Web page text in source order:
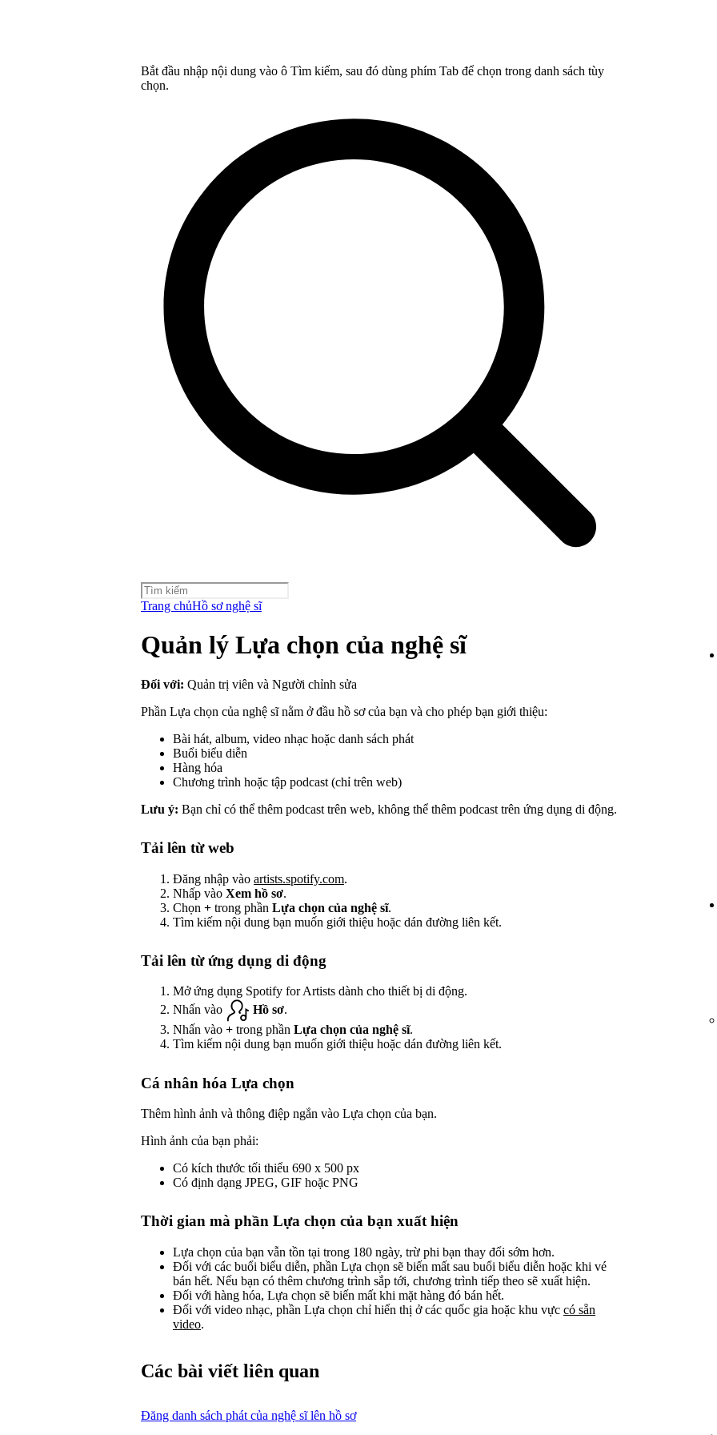
Bắt đầu nhập nội dung vào ô Tìm kiếm, sau đó dùng phím Tab để chọn trong danh sách tùy
chọn.
Trang chủHồ sơ nghệ sĩ
Quản lý Lựa chọn của nghệ sĩ
Đối với: Quản trị viên và Người chỉnh sửa
Phần Lựa chọn của nghệ sĩ nằm ở đầu hồ sơ của bạn và cho phép bạn giới thiệu:
Bài hát, album, video nhạc hoặc danh sách phát
Buổi biểu diễn
Hàng hóa
Chương trình hoặc tập podcast (chỉ trên web)
Lưu ý: Bạn chỉ có thể thêm podcast trên web, không thể thêm podcast trên ứng dụng di động.
Tải lên từ web
Đăng nhập vào artists.spotify.com.
Nhấp vào Xem hồ sơ.
Chọn + trong phần Lựa chọn của nghệ sĩ.
Tìm kiếm nội dung bạn muốn giới thiệu hoặc dán đường liên kết.
Tải lên từ ứng dụng di động
Mở ứng dụng Spotify for Artists dành cho thiết bị di động.
Nhấn vào
Hồ sơ.
Nhấn vào + trong phần Lựa chọn của nghệ sĩ.
Tìm kiếm nội dung bạn muốn giới thiệu hoặc dán đường liên kết.
Cá nhân hóa Lựa chọn
Thêm hình ảnh và thông điệp ngắn vào Lựa chọn của bạn.
Hình ảnh của bạn phải:
Có kích thước tối thiểu 690 x 500 px
Có định dạng JPEG, GIF hoặc PNG
Thời gian mà phần Lựa chọn của bạn xuất hiện
Lựa chọn của bạn vẫn tồn tại trong 180 ngày, trừ phi bạn thay đổi sớm hơn.
Đối với các buổi biểu diễn, phần Lựa chọn sẽ biến mất sau buổi biểu diễn hoặc khi vé
bán hết. Nếu bạn có thêm chương trình sắp tới, chương trình tiếp theo sẽ xuất hiện.
Đối với hàng hóa, Lựa chọn sẽ biến mất khi mặt hàng đó bán hết.
Đối với video nhạc, phần Lựa chọn chỉ hiển thị ở các quốc gia hoặc khu vực có sẵn
video.
Các bài viết liên quan
Đăng danh sách phát của nghệ sĩ lên hồ sơ